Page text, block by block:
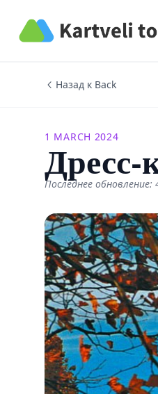
Kartveli Tours
Назад к Back
1 MARCH 2024
Дресс-
Последнее обновление: